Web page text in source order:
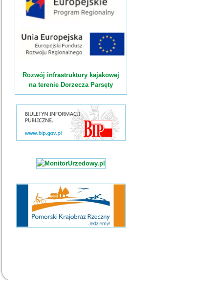
Rozwój infrastruktury kajakowej
na terenie Dorzecza Parsęty